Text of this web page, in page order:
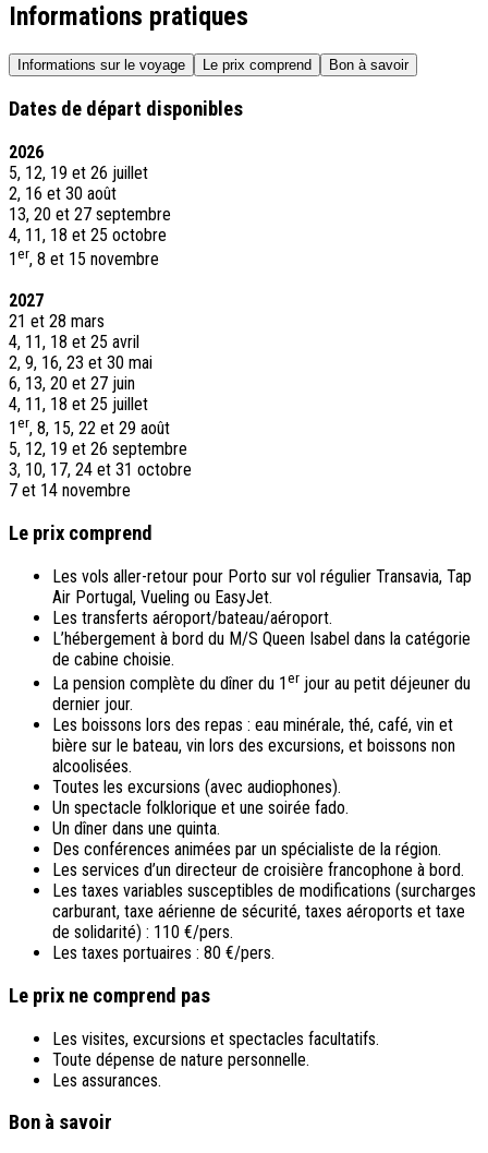
Informations pratiques
Informations sur le voyage Le prix comprend Bon à savoir
Dates de départ disponibles
2026
5, 12, 19 et 26 juillet
2, 16 et 30 août
13, 20 et 27 septembre
4, 11, 18 et 25 octobre
1er, 8 et 15 novembre
2027
21 et 28 mars
4, 11, 18 et 25 avril
2, 9, 16, 23 et 30 mai
6, 13, 20 et 27 juin
4, 11, 18 et 25 juillet
1 er, 8, 15, 22 et 29 août
5, 12, 19 et 26 septembre
3, 10, 17, 24 et 31 octobre
7 et 14 novembre
Le prix comprend
Les vols aller-retour pour Porto sur vol régulier Transavia, Tap
Air Portugal, Vueling ou EasyJet.
Les transferts aéroport/bateau/aéroport.
L’hébergement à bord du M/S Queen Isabel dans la catégorie
de cabine choisie.
La pension complète du dîner du 1er jour au petit déjeuner du
dernier jour.
Les boissons lors des repas : eau minérale, thé, café, vin et
bière sur le bateau, vin lors des excursions, et boissons non
alcoolisées.
Toutes les excursions (avec audiophones).
Un spectacle folklorique et une soirée fado.
Un dîner dans une quinta.
Des conférences animées par un spécialiste de la région.
Les services d’un directeur de croisière francophone à bord.
Les taxes variables susceptibles de modifications (surcharges
carburant, taxe aérienne de sécurité, taxes aéroports et taxe
de solidarité) : 110 €/pers.
Les taxes portuaires : 80 €/pers.
Le prix ne comprend pas
Les visites, excursions et spectacles facultatifs.
Toute dépense de nature personnelle.
Les assurances.
Bon à savoir